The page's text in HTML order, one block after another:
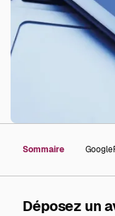
Sommaire Google
Déposez un